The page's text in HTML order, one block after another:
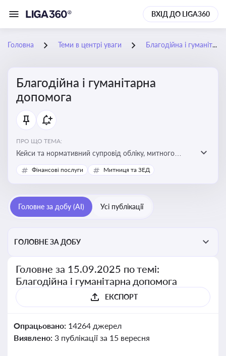
ВХІД ДО LIGA360
Головна Теми в центрі уваги Благодійна і гуманітарна допомога
Благодійна і гуманітарна
допомога
ПРО ЩО ТЕМА:
Кейси та нормативний супровід обліку, митного
оформлення, контролю та утилізації гуманітарної або
благодійної допомоги
Фінансові послуги Митниця та ЗЕД
Головне за добу (AI) Усі публікації
ГОЛОВНЕ ЗА ДОБУ
Головне за 15.09.2025 по темі:
Благодійна і гуманітарна допомога
ЕКСПОРТ
Опрацьовано: 14264 джерел
Виявлено: 3 публікації за 15 вересня